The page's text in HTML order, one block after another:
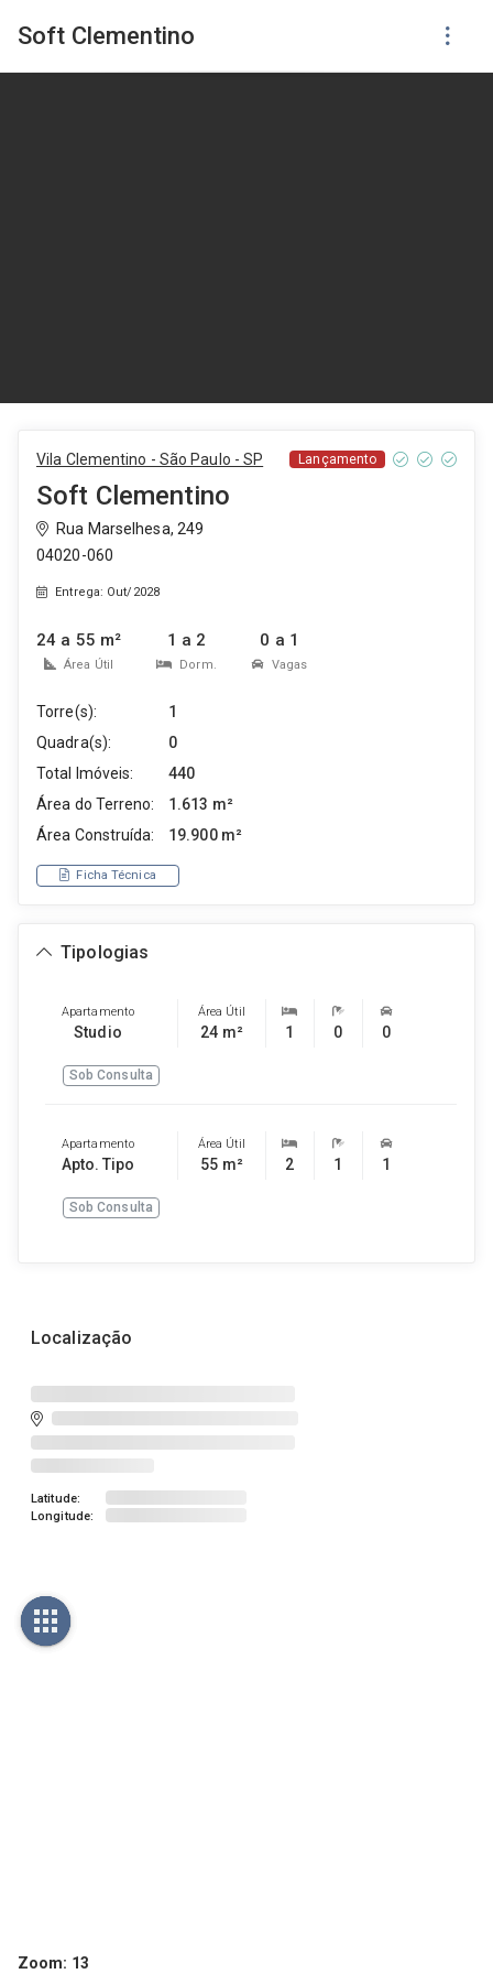
Soft Clementino
Vila Clementino - São Paulo - SP Lançamento
Soft Clementino
Rua Marselhesa, 249
04020-060
Entrega: Out/2028
24 a 55 m²
Área Útil
1 a 2
Dorm.
0 a 1
Vagas
Torre(s):
1
Quadra(s):
0
Total Imóveis:
440
Área do Terreno:
1.613 m²
Área Construída:
19.900 m²
Ficha Técnica
Tipologias
Apartamento
Studio
Área Útil
24 m² 1 0 0
Sob Consulta
Apartamento
Apto. Tipo
Área Útil
55 m² 2 1 1
Sob Consulta
Localização
Latitude:
Longitude:
Zoom: 13